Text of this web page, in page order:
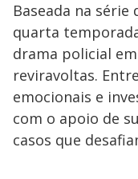
Baseada na
quarta
drama policial
reviravoltas.
emocionais e
com o apoio de
casos que